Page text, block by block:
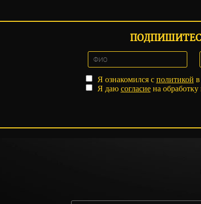
Я ознакомился с политикой
Я даю согласиена